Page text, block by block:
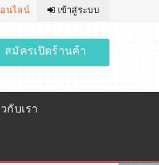
อนไลน์ เข้าสู่ระบบ
สมัครเปิดร้านค้า
กับเรา